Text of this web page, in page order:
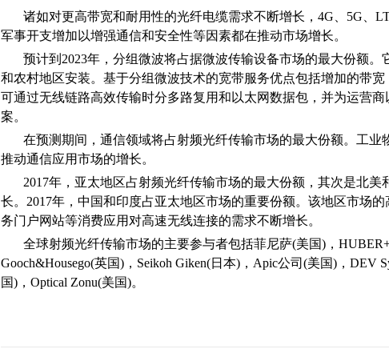
诸如对更高带宽和耐用性的光纤电缆需求不断增长，4G、5G、
军事开支增加以增强通信和安全性等因素都在推动市场增长。
预计到2023年，分组微波将占据微波传输设备市场的最大份额
和农村地区安装。基于分组微波技术的宽带服务优点包括增加的带
可通过无线链路高效传输时分多路复用和以太网数据包，并为运营
案。
在预测期间，通信领域将占射频光纤传输市场的最大份额。工
推动通信应用市场的增长。
2017年，亚太地区占射频光纤传输市场的最大份额，其次是北
长。2017年，中国和印度占亚太地区市场的重要份额。该地区市场
务门户网站等消费应用对高速无线连接的需求不断增长。
全球射频光纤传输市场的主要参与者包括菲尼萨(美国)，
Gooch&Housego(英国)，Seikoh Giken(日本)，Apic公司(美国)，DEV
国)，Optical Zonu(美国)。